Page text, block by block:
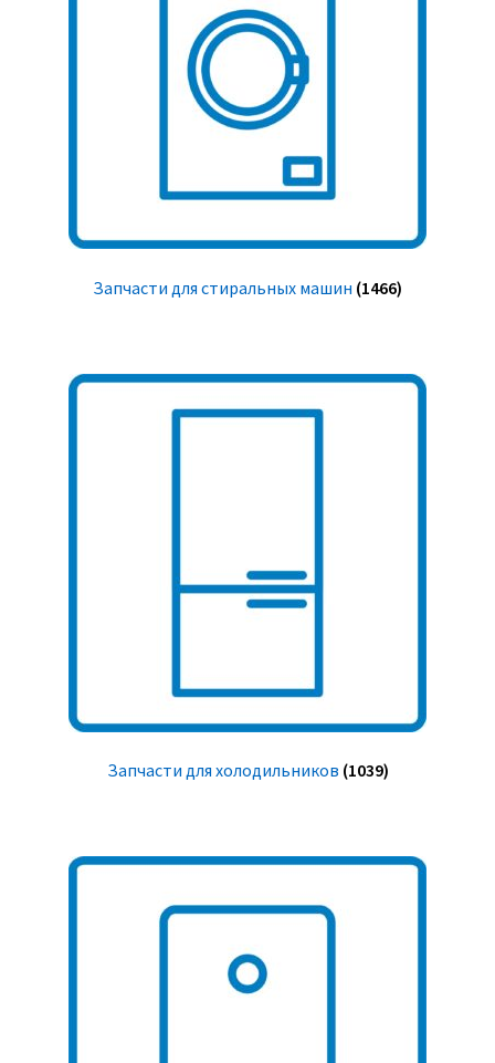
Запчасти для стиральных машин (1466)
Запчасти для холодильников (1039)